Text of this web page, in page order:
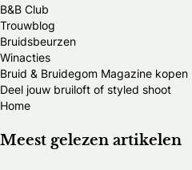
B&B Club
Trouwblog
Bruidsbeurzen
Winacties
Bruid & Bruidegom Magazine kopen
Deel jouw bruiloft of styled shoot
Home
Meest gelezen artikelen